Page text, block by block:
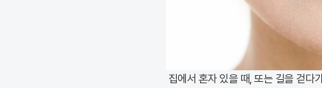
집에서 혼자 있을 때, 또는 길을 걷다